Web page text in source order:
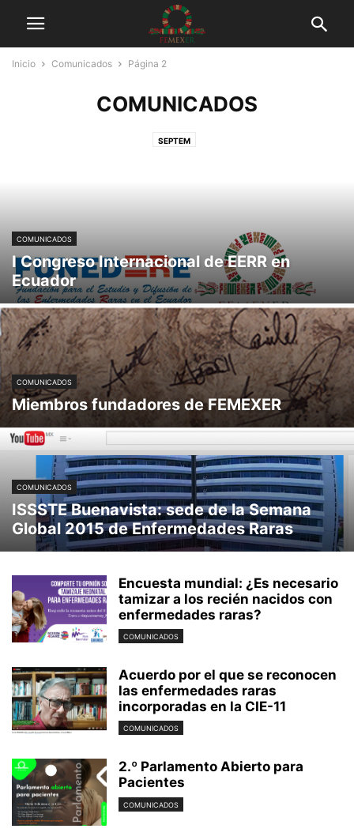
Inicio Comunicados Página 2
COMUNICADOS
SEPTEM
COMUNICADOS
I Congreso Internacional de EERR en
Ecuador
COMUNICADOS
Miembros fundadores de FEMEXER
COMUNICADOS
ISSSTE Buenavista: sede de la Semana
Global 2015 de Enfermedades Raras
Encuesta mundial: ¿Es necesario
tamizar a los recién nacidos con
enfermedades raras?
COMUNICADOS
Acuerdo por el que se reconocen
las enfermedades raras
incorporadas en la CIE-11
COMUNICADOS
2.º Parlamento Abierto para
Pacientes
COMUNICADOS